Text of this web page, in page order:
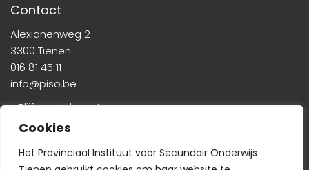
Cookies
Het Provinciaal Instituut voor Secundair Onderwijs
Contact
Alexianenweg 2
3300 Tienen
016 81 45 11
info@piso.be
» Blijf op de hoogte